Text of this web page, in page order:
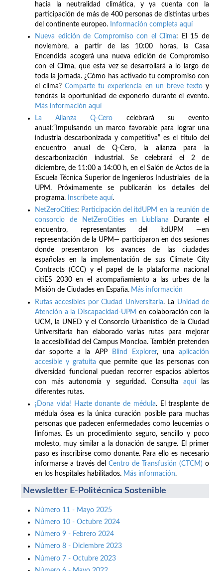
hacia la neutralidad climática, y ya cuenta con la
participación de más de 400 personas de distintas urbes
del continente europeo.
Información completa aquí
Nueva edición de Compromiso con el Clima: El 15 de
noviembre, a partir de las 10:00 horas, la Casa
Encendida acogerá una nueva edición de Compromiso
con el Clima, que esta vez se desarrollará a lo largo de
toda la jornada. ¿Cómo has activado tu compromiso con
el clima?Comparte tu experiencia en un breve textoy
tendrás la oportunidad de exponerlo durante el evento.
Más información aquí
La Alianza Q-Cero celebrará su evento
anual:“Impulsando un marco favorable para lograr una
industria descarbonizada y competitiva” es el título del
encuentro anual de Q-Cero, la alianza para la
descarbonización industrial. Se celebrará el 2 de
diciembre, de 11:00 a 14:00 h, en el Salón de Actos de la
Escuela Técnica Superior de Ingenieros Industriales de la
UPM. Próximamente se publicarán los detalles del
programa.
Inscríbete aquí.
NetZeroCities: Participación del itdUPM en la reunión de
consorcio de NetZeroCities en Liubliana Durante el
encuentro, representantes del itdUPM —en
representación de la UPM— participaron en dos sesiones
donde presentaron los avances de las ciudades
españolas en la implementación de sus Climate City
Contracts (CCC) y el papel de la plataforma nacional
citiES 2030 en el acompañamiento a las urbes de la
Misión de Ciudades en España. Más información
Rutas accesibles por Ciudad Universitaria. La Unidad de
Atención a la Discapacidad-UPM en colaboración con la
UCM, la UNED y el Consorcio Urbanístico de la Ciudad
Universitaria han elaborado varias rutas para mejorar
la accesibilidad del Campus Moncloa. También pretenden
dar soporte a la APP
Blind Explorer, una aplicación
accesible y gratuita que permite que las personas con
diversidad funcional puedan recorrer espacios abiertos
con más autonomía y seguridad. Consulta aquílas
diferentes rutas.
¡Dona vida! Hazte donante de médula. El trasplante de
médula ósea es la única curación posible para muchas
personas que padecen enfermedades como leucemias o
linfomas. Es un procedimiento seguro, sencillo y poco
molesto, muy similar a la donación de sangre. El primer
paso es inscribirse como donante. Para ello es necesario
informarse a través del Centro de Transfusión (CTCM) o
en los hospitales habilitados. Más información.
Newsletter E-Politécnica Sostenible
Número 11 - Mayo 2025
Número 10 - Octubre 2024
Número 9 - Febrero 2024
Número 8 - Diciembre 2023
Número 7 - Octubre 2023